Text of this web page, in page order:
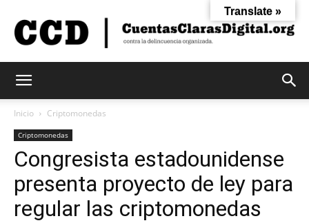
Claras
Digital
Inicio Criptomonedas
Criptomonedas
Congresista estadounidense
presenta proyecto de ley para
regular las criptomonedas
Translate »